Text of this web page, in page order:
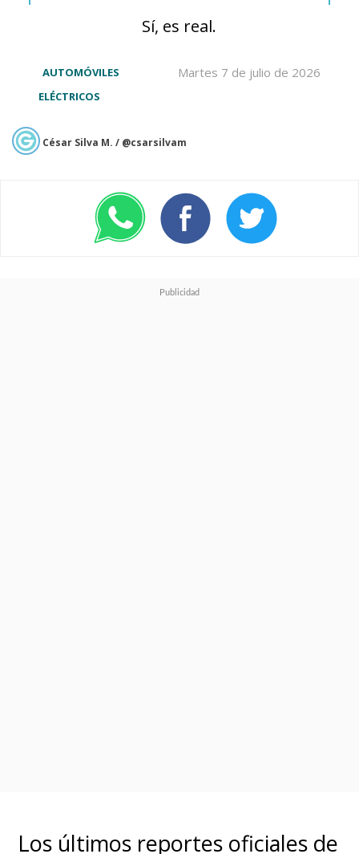
El modelo fue presentado con
550 mil euros
también desarrolló un sistema
Sí, es real.
Martes 7 de julio de 2026
AUTOMÓVILES
ELÉCTRICOS
César Silva M. / @csarsilvam
Los últimos reportes oficiales de